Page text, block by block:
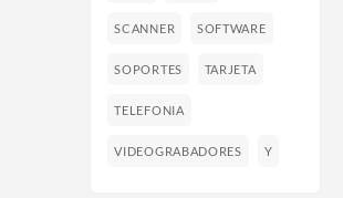
SCANNER SOFTWARE
SOPORTES TARJETA
TELEFONIA
VIDEOGRABADORES Y